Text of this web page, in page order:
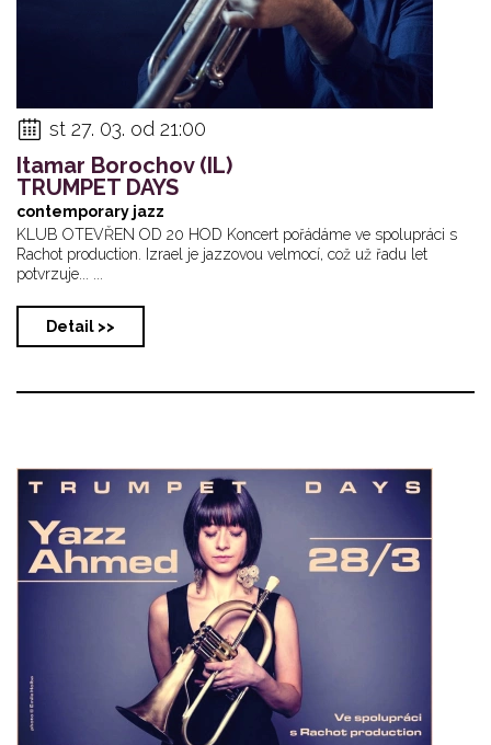
st 27. 03. od 21:00
Itamar Borochov (IL)
TRUMPET DAYS
contemporary jazz
KLUB OTEVŘEN OD 20 HOD Koncert pořádáme ve spolupráci s
Rachot production. Izrael je jazzovou velmocí, což už řadu let
potvrzuje... ...
Detail >>